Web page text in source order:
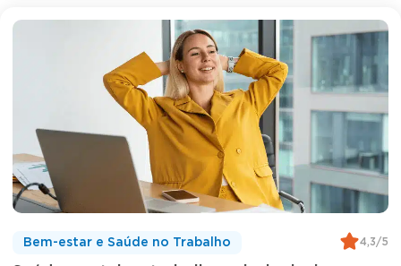
Bem-estar e Saúde no Trabalho 4,3/5